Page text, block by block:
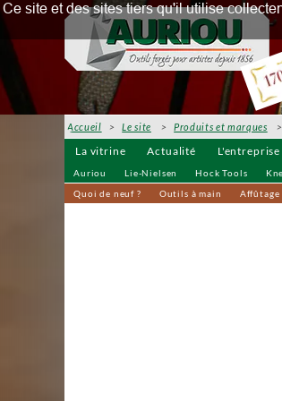
La vitrine Actualité L'entreprise
Auriou Lie-Nielsen Hock Tools
Quoi de neuf ?
Outils à main Affûtage
Accueil >Le site >Produits et marques
Ce site et des sites tiers qu'il utilise